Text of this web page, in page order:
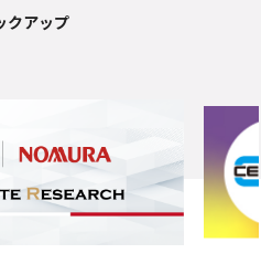
クアップ